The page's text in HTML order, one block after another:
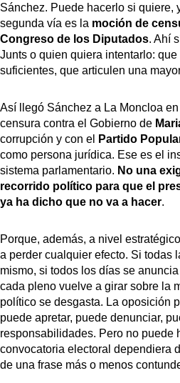
Sánchez. Puede hacerlo si quiere,
segunda vía es la moción de
Congreso de los Diputados. Ahí
Junts o quien quiera intentarlo:
suficientes, que articulen una
Así llegó Sánchez a La Moncloa
censura contra el Gobierno de
corrupción y con el
Partido
como persona jurídica. Ese es el
sistema parlamentario. No una
recorrido político para que el
ya ha dicho que no va a hacer.
Porque, además, a nivel
a perder cualquier efecto. Si todas
mismo, si todos los días se
cada pleno vuelve a girar sobre la
político se desgasta. La oposición
puede apretar, puede denunciar,
responsabilidades. Pero no puede
convocatoria electoral dependiera
de una frase más o menos